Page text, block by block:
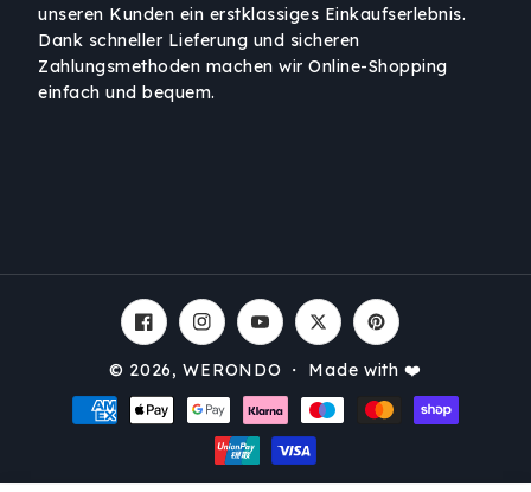
unseren Kunden ein erstklassiges Einkaufserlebnis.
Dank schneller Lieferung und sicheren
Zahlungsmethoden machen wir Online-Shopping
einfach und bequem.
FacebookInstagramYouTubeTwitter Pinterest
© 2026,WERONDO
・ Made with ❤️
Zahlungsmethoden